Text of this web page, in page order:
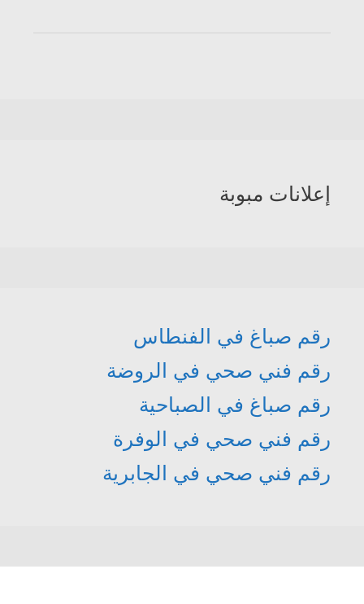
إعلانات مبوبة
رقم صباغ في الفنطاس
رقم فني صحي في الروضة
رقم صباغ في الصباحية
رقم فني صحي في الوفرة
رقم فني صحي في الجابرية